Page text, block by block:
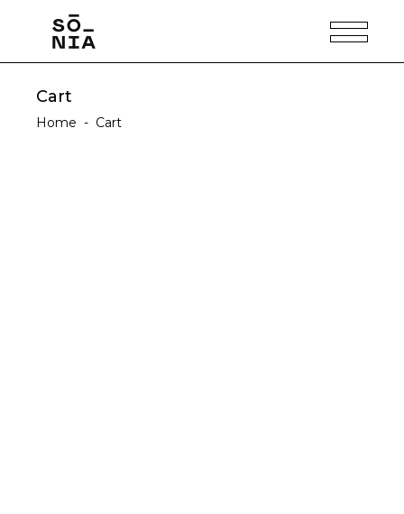
Cart
Home - Cart